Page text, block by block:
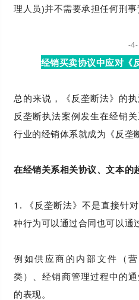
理人员)并不需要承担任何刑事
-4-
经销买卖协议中应对《
总的来说，《反垄断法》的
反垄断执法案例发生在经销
行业的经销体系就成为《反垄
在经销关系相关协议、文本的
1. 《反垄断法》不是直接针
种行为可以通过合同也可以通
例如供应商的内部文件（
类）、经销商管理过程中的
的表现。